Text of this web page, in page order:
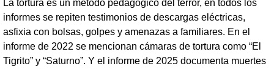
La tortura es un método pedagógico del terror, en todos los
informes se repiten testimonios de descargas eléctricas,
asfixia con bolsas, golpes y amenazas a familiares. En el
informe de 2022 se mencionan cámaras de tortura como “El
Tigrito” y “Saturno”. Y el informe de 2025 documenta muertes